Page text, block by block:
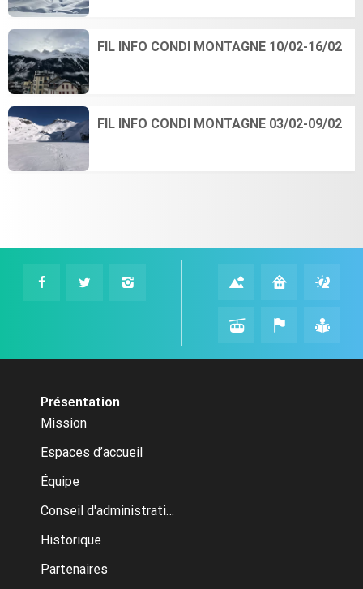
FIL INFO CONDI MONTAGNE 10/02-16/02
FIL INFO CONDI MONTAGNE 03/02-09/02
Présentation
Mission
Espaces d’accueil
Équipe
Conseil d'administration
Historique
Partenaires